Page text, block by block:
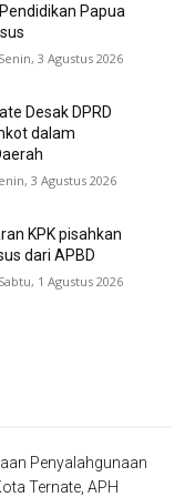
Papua
Senin, 3 Agustus 2026
Desak DPRD
dalam
3 Agustus 2026
KPK pisahkan
dari APBD
Sabtu, 1 Agustus 2026
Penyalahgunaan
Ternate, APH